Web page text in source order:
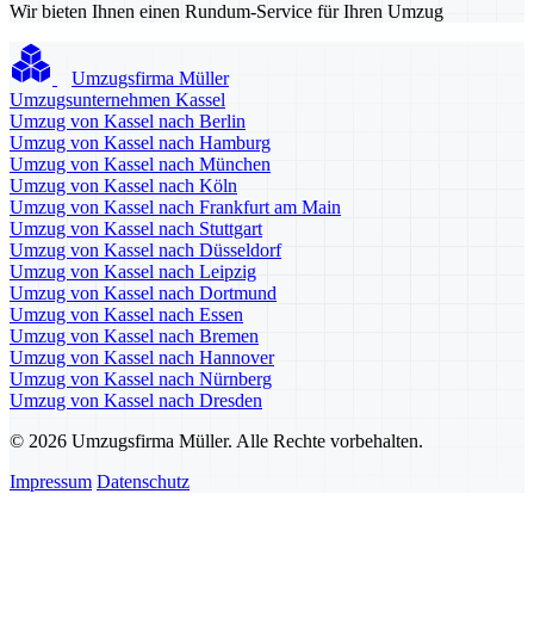
Wir bieten Ihnen einen Rundum-Service für Ihren Umzug
Umzugsfirma Müller
Umzugsunternehmen Kassel
Umzug von Kassel nach Berlin
Umzug von Kassel nach Hamburg
Umzug von Kassel nach München
Umzug von Kassel nach Köln
Umzug von Kassel nach Frankfurt am Main
Umzug von Kassel nach Stuttgart
Umzug von Kassel nach Düsseldorf
Umzug von Kassel nach Leipzig
Umzug von Kassel nach Dortmund
Umzug von Kassel nach Essen
Umzug von Kassel nach Bremen
Umzug von Kassel nach Hannover
Umzug von Kassel nach Nürnberg
Umzug von Kassel nach Dresden
© 2026 Umzugsfirma Müller. Alle Rechte vorbehalten.
Impressum Datenschutz